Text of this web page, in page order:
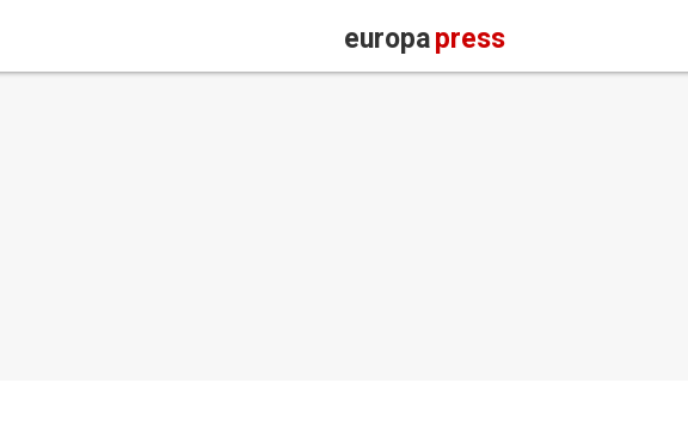
europapress